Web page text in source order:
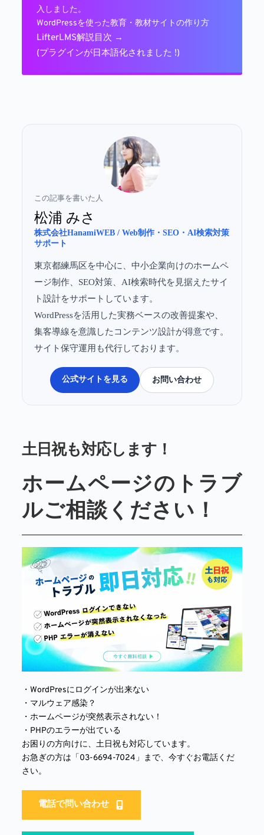
入しました。
WordPressを使った教育・教材サイトの作り方
LifterLMS解説目次 →
(プラグインが日本語化されました !)
この記事を書いた人
松浦 みさ
株式会社HanamiWEB / Web制作・SEO・AI検索対策
サポート
東京都練馬区を中心に、中小企業向けのホームペ
ージ制作、SEO対策、AI検索時代を見据えたサイ
ト設計をサポートしています。
WordPressを活用した実務ベースの改善提案や、
集客導線を意識したコンテンツ設計が得意です。
サイト保守運用も代行しております。
公式サイトを見る お問い合わせ
土日祝も対応します！
ホームページのトラブ
ルご相談ください！
・WordPresにログインが出来ない
・マルウェア感染？
・ホームページが突然表示されない！
・PHPのエラーが出ている
お困りの方向けに、土日祝も対応しています。
お急ぎの方は「03-6694-7024」まで、今すぐお電話くだ
さい。
電話で問い合わせ